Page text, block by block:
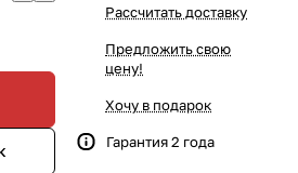
Рассчитать доставку
Предложить свою
цену!
Хочу в подарок
Гарантия 2 года